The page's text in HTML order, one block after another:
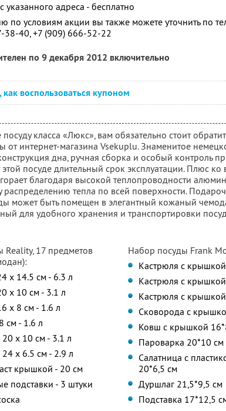
указанного адреса - бесплатно
по условиям акции вы также можете уточнить по
38-40, +7 (909) 666-52-22
по 9 декабря 2012 включительно
как воспользоваться купоном
класса «Люкс», вам обязательно стоит
от интернет-магазина Vsekuplu. Знаменитое
дна, ручная сборка и особый контроль
посуде длительный срок эксплуатации. Плюс ко
благодаря высокой теплопроводности
распределению тепла по всей поверхности.
может быть помещен в элегантный кожаный
для удобного хранения и транспортировки
Reality, 17 предметов
x 14.5 см - 6.3 л
x 10 см - 3.1 л
x 8 см - 1.6 л
см - 1.6 л
x 10 см - 3.1 л
x 6.5 см - 2.9 л
крышкой - 20 см
подставки - 3 штуки
Набор посуды Frank
Кастрюля с
Кастрюля с
Кастрюля с
Сковорода с
Ковш с крышкой
Пароварка 20*10 см
Салатница с
20*6,5 см
Дуршлаг 21,5*9,5 см
Подставка 17*12,5